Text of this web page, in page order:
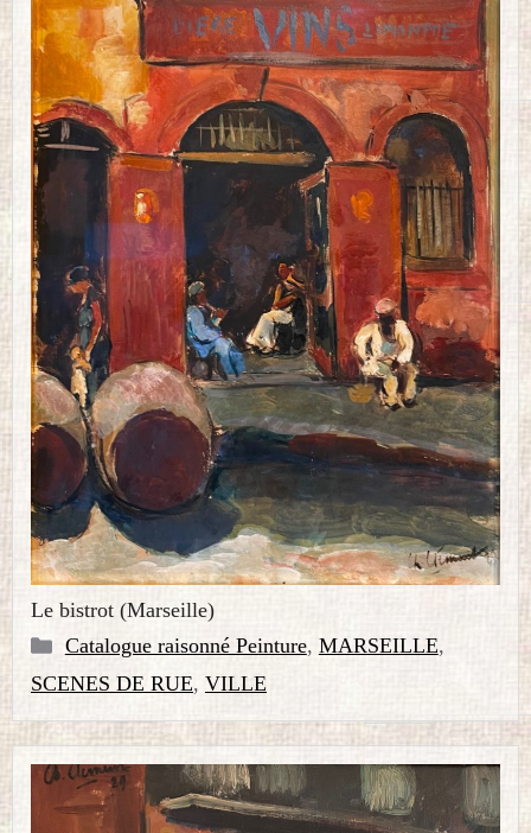
Le bistrot (Marseille)
Catégories
Catalogue raisonné Peinture, MARSEILLE,
SCENES DE RUE, VILLE